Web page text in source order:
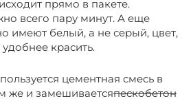
прямо в пакете.
всего пару минут. А еще
имеют белый, а не серый, цвет,
красить.
цементная смесь в
же и замешиваетсяпескобетон